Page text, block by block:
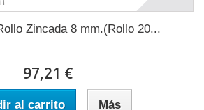
Zincada 8 mm.(Rollo 20...
97,21 €
al carrito Más